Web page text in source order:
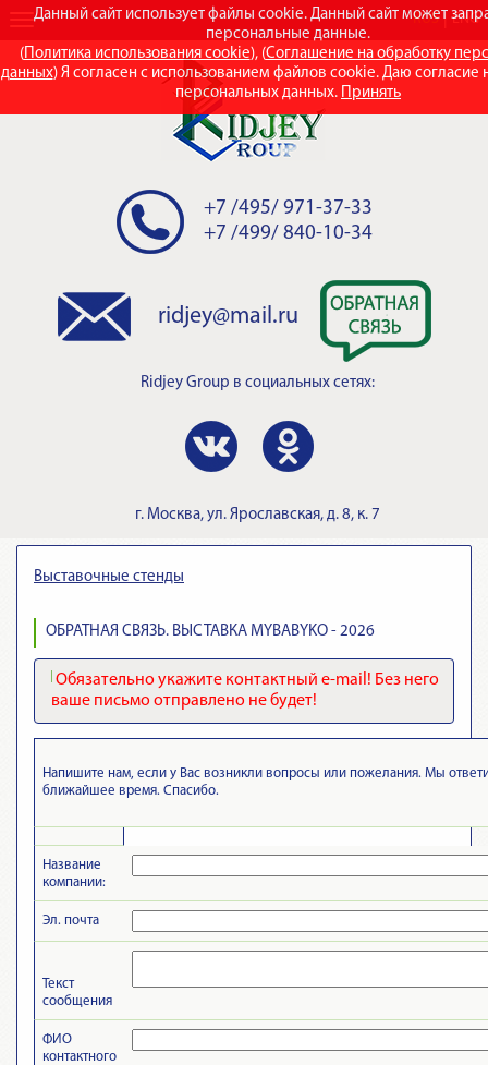
Данный сайт использует файлы cookie. Данный сайт может
персональные данные.
(Политика использования cookie), (Соглашение на обработку
данных) Я согласен с использованием файлов cookie. Даю согласие
персональных данных. Принять
RUS ENG
+7 /495/ 971-37-33
+7 /499/ 840-10-34
ridjey@mail.ru
Ridjey Group в социальных сетях:
г. Москва, ул. Ярославская, д. 8, к. 7
Выставочные стенды
ОБРАТНАЯ СВЯЗЬ. ВЫСТАВКА MYBABYKO - 2026
Обязательно укажите контактный e-mail! Без него
ваше письмо отправлено не будет!
Напишите нам, если у Вас возникли вопросы или пожелания. Мы
ближайшее время. Спасибо.
Название
компании:
Эл. почта
Текст
сообщения
ФИО
контактного